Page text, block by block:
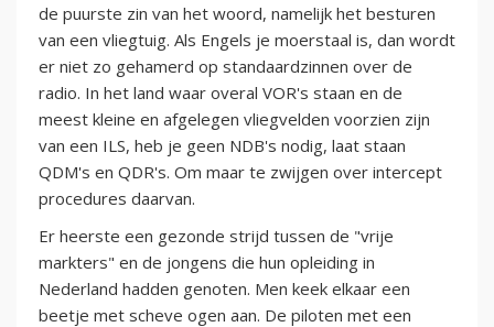
de puurste zin van het woord, namelijk het besturen
van een vliegtuig. Als Engels je moerstaal is, dan wordt
er niet zo gehamerd op standaardzinnen over de
radio. In het land waar overal VOR's staan en de
meest kleine en afgelegen vliegvelden voorzien zijn
van een ILS, heb je geen NDB's nodig, laat staan
QDM's en QDR's. Om maar te zwijgen over intercept
procedures daarvan.
Er heerste een gezonde strijd tussen de "vrije
markters" en de jongens die hun opleiding in
Nederland hadden genoten. Men keek elkaar een
beetje met scheve ogen aan. De piloten met een